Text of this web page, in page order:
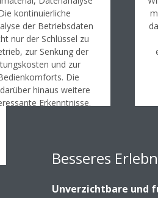
kontinuierliche
der Betriebsdaten
nur der Schlüssel zu
zur Senkung der
und zur
Die
hinaus weitere
Erkenntnisse.
Besseres
Unverzichtbare und